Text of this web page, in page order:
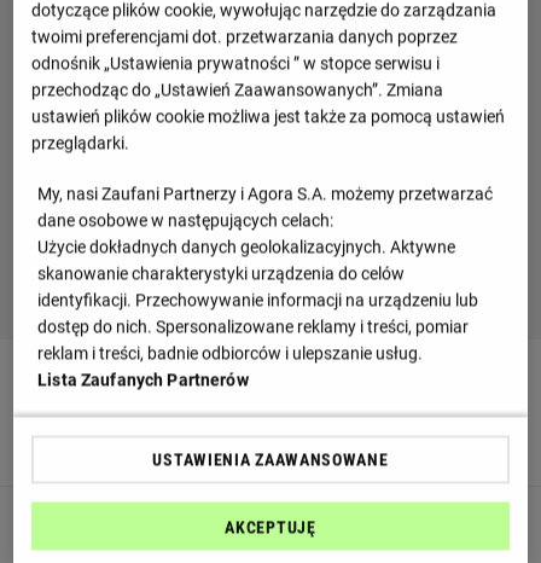
80
Xherdan Shaqiri schodzi z boiska i zastępuje go Andrej
Bacanin
dotyczące plików cookie, wywołując narzędzie do zarządzania
twoimi preferencjami dot. przetwarzania danych poprzez
odnośnik „Ustawienia prywatności ” w stopce serwisu i
przechodząc do „Ustawień Zaawansowanych”. Zmiana
ustawień plików cookie możliwa jest także za pomocą ustawień
przeglądarki.
My, nasi Zaufani Partnerzy i Agora S.A. możemy przetwarzać
dane osobowe w następujących celach:
Użycie dokładnych danych geolokalizacyjnych. Aktywne
skanowanie charakterystyki urządzenia do celów
identyfikacji. Przechowywanie informacji na urządzeniu lub
dostęp do nich. Spersonalizowane reklamy i treści, pomiar
reklam i treści, badnie odbiorców i ulepszanie usług.
Lista Zaufanych Partnerów
USTAWIENIA ZAAWANSOWANE
AKCEPTUJĘ